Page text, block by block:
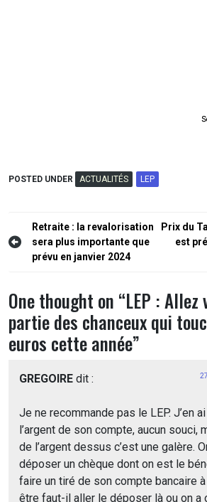
POSTED UNDER ACTUALITÉS LEP
Navigation
de
Retraite : la revalorisation
sera plus importante que
prévu en janvier 2024
Prix du
est
One thought on “LEP :
partie des chanceux qui
euros cette année”
GREGOIRE dit :
Je ne recommande pas le LEP. J’en
l’argent de son compte, aucun souci,
de l’argent dessus c’est une galère.
déposer un chèque dont on est le
faire un tiré de son compte bancaire
être faut-il aller le déposer là ou on a